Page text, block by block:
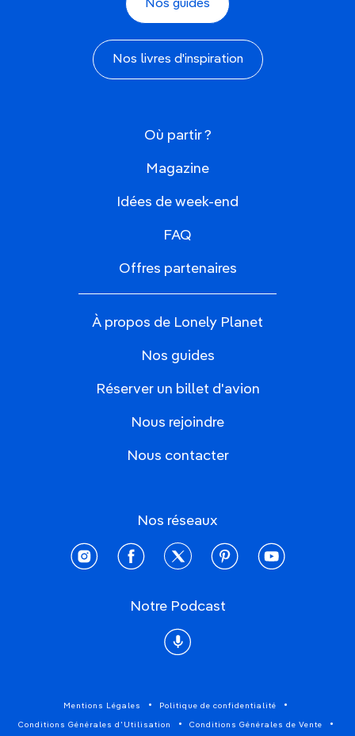
Nos guides
Nos livres d'inspiration
Où partir ?
Magazine
Idées de week-end
FAQ
Offres partenaires
À propos de Lonely Planet
Nos guides
Réserver un billet d'avion
Nous rejoindre
Nous contacter
Nos réseaux
instagramfacebooktwitter pinterestyoutube
Notre Podcast
Podcast
Mentions Légales Politique de confidentialité
Conditions Générales d'Utilisation Conditions Générales de Vente